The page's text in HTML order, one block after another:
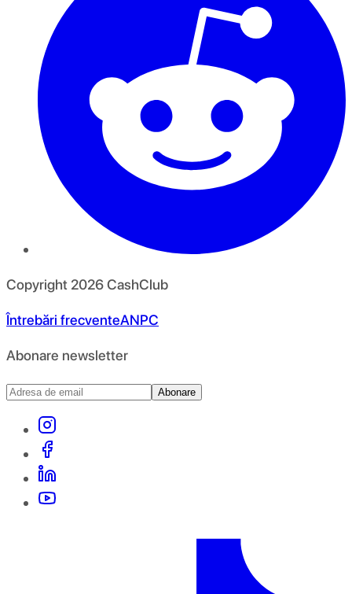
Copyright 2026CashClub
Întrebări frecventeANPC
Abonare newsletter
Abonare